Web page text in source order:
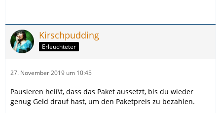
Kirschpudding
Erleuchteter
27. November 2019 um 10:45
Pausieren heißt, dass das Paket aussetzt, bis du wieder
genug Geld drauf hast, um den Paketpreis zu bezahlen.